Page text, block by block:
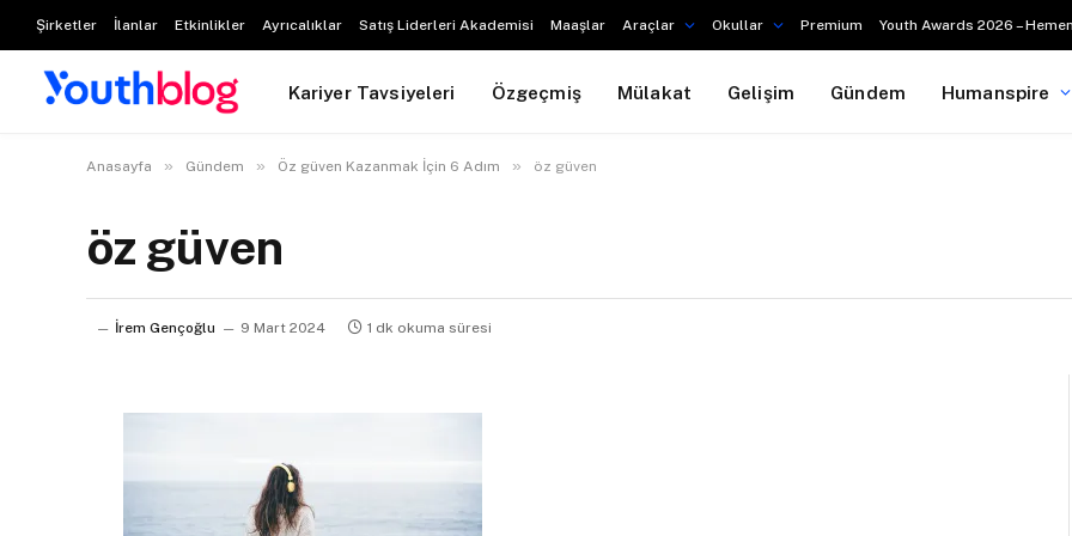
Şirketler İlanlar Etkinlikler Ayrıcalıklar Satış Liderleri Akademisi Maaşlar Araçlar Okullar Premium Youth Awards 2026 –
Kariyer Tavsiyeleri Özgeçmiş Mülakat Gelişim Gündem Humanspire
Anasayfa » Gündem » Öz güven Kazanmak İçin 6 Adım » öz güven
öz güven
İrem Gençoğlu 9 Mart 2024 1 dk okuma süresi